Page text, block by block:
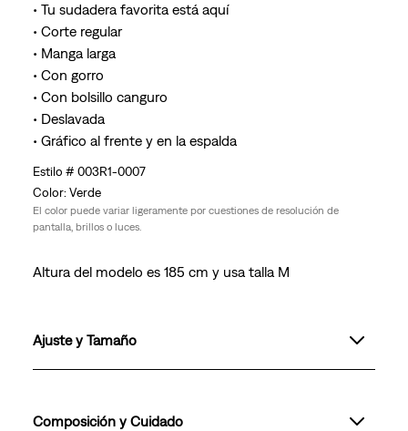
• Tu sudadera favorita está aquí
• Corte regular
• Manga larga
• Con gorro
• Con bolsillo canguro
• Deslavada
• Gráfico al frente y en la espalda
003R1-0007
Verde
El color puede variar ligeramente por cuestiones de resolución de
pantalla, brillos o luces.
Altura del modelo es 185 cm y usa talla M
Ajuste y Tamaño
Composición y Cuidado